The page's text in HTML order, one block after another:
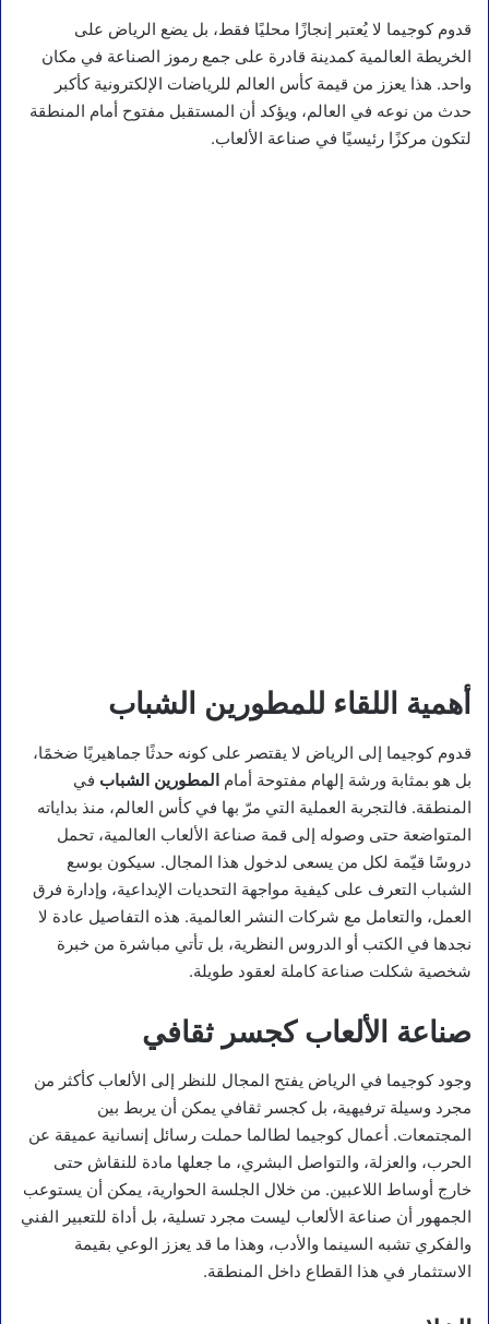
قدوم كوجيما لا يُعتبر إنجازًا محليًا فقط، بل يضع الرياض على
الخريطة العالمية كمدينة قادرة على جمع رموز الصناعة في مكان
واحد. هذا يعزز من قيمة كأس العالم للرياضات الإلكترونية كأكبر
حدث من نوعه في العالم، ويؤكد أن المستقبل مفتوح أمام المنطقة
لتكون مركزًا رئيسيًا في صناعة الألعاب.
أهمية اللقاء للمطورين الشباب
قدوم كوجيما إلى الرياض لا يقتصر على كونه حدثًا جماهيريًا ضخمًا،
بل هو بمثابة ورشة إلهام مفتوحة أمام المطورين الشباب في
المنطقة. فالتجربة العملية التي مرّ بها في كأس العالم، منذ بداياته
المتواضعة حتى وصوله إلى قمة صناعة الألعاب العالمية، تحمل
دروسًا قيّمة لكل من يسعى لدخول هذا المجال. سيكون بوسع
الشباب التعرف على كيفية مواجهة التحديات الإبداعية، وإدارة فرق
العمل، والتعامل مع شركات النشر العالمية. هذه التفاصيل عادة لا
نجدها في الكتب أو الدروس النظرية، بل تأتي مباشرة من خبرة
شخصية شكلت صناعة كاملة لعقود طويلة.
صناعة الألعاب كجسر ثقافي
وجود كوجيما في الرياض يفتح المجال للنظر إلى الألعاب كأكثر من
مجرد وسيلة ترفيهية، بل كجسر ثقافي يمكن أن يربط بين
المجتمعات. أعمال كوجيما لطالما حملت رسائل إنسانية عميقة عن
الحرب، والعزلة، والتواصل البشري، ما جعلها مادة للنقاش حتى
خارج أوساط اللاعبين. من خلال الجلسة الحوارية، يمكن أن يستوعب
الجمهور أن صناعة الألعاب ليست مجرد تسلية، بل أداة للتعبير الفني
والفكري تشبه السينما والأدب، وهذا ما قد يعزز الوعي بقيمة
الاستثمار في هذا القطاع داخل المنطقة.